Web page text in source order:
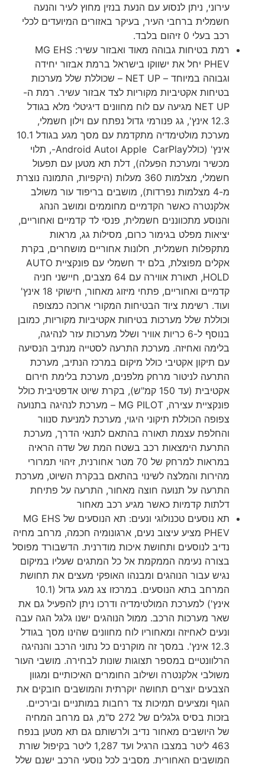
עירוני, ניתן לנסוע עם הנעת בנזין מחוץ לעיר והנעה
חשמלית ברחבי העיר, בעיקר באזורים המיועדים לכלי
רכב בעלי 0 זיהום בלבד.
רמת בטיחות גבוהה מאוד ואבזור עשיר: MG EHS
PHEV יחל את ישווקו בישראל ברמת אבזור יחידה
וגבוהה במיוחד – NET UP – שכוללת שלל מערכות
בטיחות אקטיביות מקוריות לצד אבזור עשיר. רמת ה-
NET UP מגיעה עם לוח מחוונים דיגיטלי מלא בגודל
12.3 אינץ', גג פנורמי גדול נפתח עם וילון חשמלי,
מערכת מולטימדיה מתקדמת עם מסך מגע בגודל 10.1
אינץ' (כוללApple CarPlay וAndroid Auto-, תלוי
מכשיר ומערכת הפעלה), דלת תא מטען עם תפעול
חשמלי, מצלמות 360 מעלות (היקפיות, התמונה נוצרת
מ-4 מצלמות נפרדות), מושבים בריפוד עור משולב
אלקנטרה כאשר הקדמיים מחוממים ומושב הנהג
והנוסע מתכווננים חשמלית, פנסי לד קדמיים ואחוריים,
יציאות מפלט בגימור כרום, מסילות גג, מראות
מתקפלות חשמלית, חלונות אחוריים מושחרים, בקרת
אקלים מפוצלת, בלם יד חשמלי עם פונקציית AUTO
HOLD, תאורת אווירה עם 64 מצבים, חיישני חניה
קדמיים ואחוריים, פתחי מיזוג מאחור, חישוקי 18 אינץ'
ועוד. רשימת ציוד הבטיחות המקורי ארוכה כמצופה
וכוללת שלל מערכות בטיחות אקטיביות מקוריות, כמובן
בנוסף ל-6 כריות אוויר ושלל מערכות עזר לנהיגה,
בלימה ואחיזה. מערכת התרעה לסטייה מנתיב הנסיעה
עם תיקון אקטיבי כולל מיקום במרכז הנתיב, מערכת
התרעה לניטור מרחק מלפנים, מערכת בלימת חירום
אקטיבית (עד 150 קמ"ש), בקרת שיוט אדפטיבית כולל
פונקציית עצירה, MG PILOT – מערכת לנהיגה בתנועה
צפופה הכוללת תיקוני היגוי, מערכת למניעת סנוור
והחלפת עצמת תאורה בהתאם לתנאי הדרך, מערכת
התרעת הימצאות רכב בשטח המת של שדה הראיה
במראות למרחק של 70 מטר אחורנית, זיהוי תמרורי
מהירות והמלצה לשינוי בהתאם בבקרת השיוט, מערכת
התרעה על תנועה חוצה מאחור, התרעה על פתיחת
דלתות קדמיות כאשר מגיע רכב מאחור
תא נוסעים טכנולוגי ונעים: תא הנוסעים של MG EHS
PHEV מציע עיצוב נעים, ארגונומיה חכמה, מרחב מחיה
נדיב לנוסעים ותחושת איכות מודרנית. הדשבורד מפוסל
בצורה נעימה הממקמת אל כל המתגים שעליו במיקום
נגיש עבור הנוהגים ומבנהו האופקי מעצים את תחושת
המרחב בתא הנוסעים. במרכזו צג מגע גדול (10.1
אינץ') למערכת המולטימדיה ודרכו ניתן להפעיל גם את
שאר מערכות הרכב. ממול הנוהגים ישנו גלגל הגה עבה
ונעים לאחיזה ומאחוריו לוח מחוונים שהינו מסך בגודל
12.3 אינץ'. במסך זה מוקרנים כל נתוני הרכב והנהיגה
הרלוונטיים במספר תצוגות שונות לבחירה. מושבי העור
משולבי אלקנטרה ושילוב החומרים האיכותיים ומגוון
הצבעים יוצרים תחושה יוקרתית והמושבים חובקים את
הגוף ומציעים תמיכות צד רחבות במותניים ובירכיים.
בזכות בסיס גלגלים של 272 ס"מ, גם מרחב המחיה
של היושבים מאחור נדיב ולרשותם גם תא מטען בנפח
463 ליטר במצבו הרגיל ועד 1,287 ליטר בקיפול שורת
המושבים האחורית. מסביב לכל נוסעי הרכב ישנם שלל